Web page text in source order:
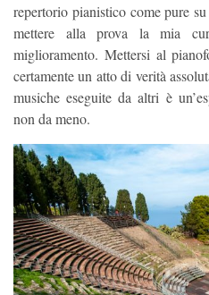
repertorio pianistico come pure
mettere alla prova la mia
miglioramento. Mettersi al
certamente un atto di verità
musiche eseguite da altri è
non da meno.